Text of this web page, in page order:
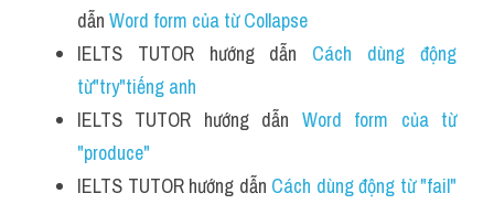
dẫn Word form của từ Collapse
IELTS TUTOR hướng dẫn Cách dùng động
từ"try"tiếng anh
IELTS TUTOR hướng dẫn Word form của từ
"produce"
IELTS TUTOR hướng dẫn Cách dùng động từ "fail"